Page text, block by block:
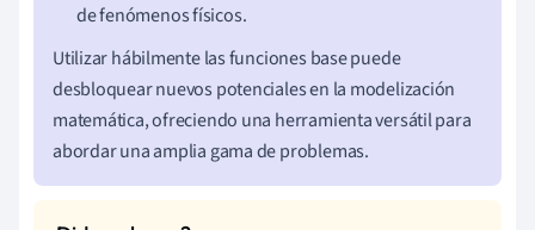
de fenómenos físicos.
Utilizar hábilmente las funciones base puede
desbloquear nuevos potenciales en la modelización
matemática, ofreciendo una herramienta versátil para
abordar una amplia gama de problemas.